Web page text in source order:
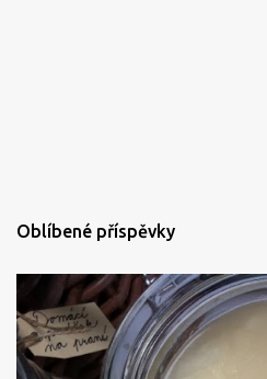
Oblíbené příspěvky